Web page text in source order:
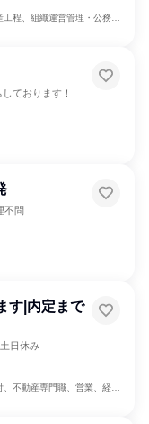
織運営管理・公務員・事務系職種
ております！
不問
す|内定まで
日休み
画、金融専門職、人事、総務、マーケティング・広告・宣伝